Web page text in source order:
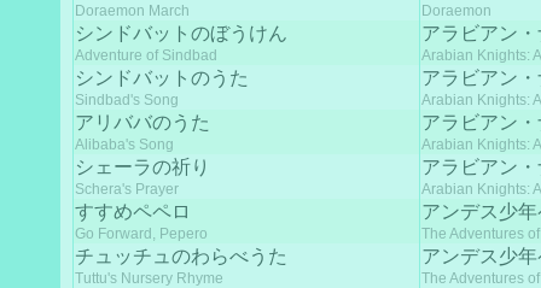
Doraemon March Doraemon
シンドバットのぼうけん
Adventure of Sindbad
アラビアン
Arabian Knights:
シンドバットのうた
Sindbad's Song
アラビアン
Arabian Knights:
アリババのうた
Alibaba's Song
アラビアン
Arabian Knights:
シェーラの祈り
Schera's Prayer
アラビアン
Arabian Knights:
すすめペペロ
Go Forward, Pepero
アンデス少
The Adventures
チュッチュのわらべうた
Tuttu's Nursery Rhyme
アンデス少
The Adventures